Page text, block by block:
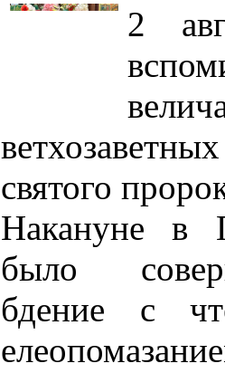
2
святого
Накануне в
было
бдение с